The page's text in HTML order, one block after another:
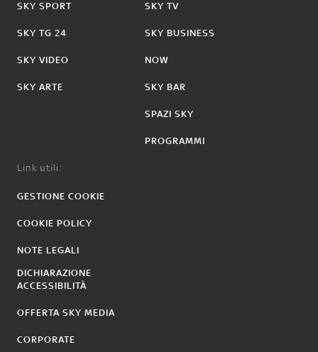
SKY SPORT
SKY TG 24
SKY VIDEO
SKY ARTE
SKY TV
SKY BUSINESS
NOW
SKY BAR
SPAZI SKY
PROGRAMMI
Link utili:
GESTIONE COOKIE
COOKIE POLICY
NOTE LEGALI
DICHIARAZIONE
ACCESSIBILITÀ
OFFERTA SKY MEDIA
CORPORATE